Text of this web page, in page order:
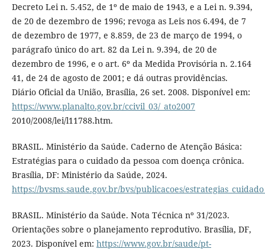
Decreto Lei n. 5.452, de 1º de maio de 1943, e a Lei n. 9.394,
de 20 de dezembro de 1996; revoga as Leis nos 6.494, de 7
de dezembro de 1977, e 8.859, de 23 de março de 1994, o
parágrafo único do art. 82 da Lei n. 9.394, de 20 de
dezembro de 1996, e o art. 6º da Medida Provisória n. 2.164
41, de 24 de agosto de 2001; e dá outras providências.
Diário Oficial da União, Brasília, 26 set. 2008. Disponível em:
https://www.planalto.gov.br/ccivil_03/_ato2007
2010/2008/lei/l11788.htm.
BRASIL. Ministério da Saúde. Caderno de Atenção Básica:
Estratégias para o cuidado da pessoa com doença crônica.
Brasília, DF: Ministério da Saúde, 2024.
https://bvsms.saude.gov.br/bvs/publicacoes/
BRASIL. Ministério da Saúde. Nota Técnica nº 31/2023.
Orientações sobre o planejamento reprodutivo. Brasília, DF,
2023. Disponível em: https://www.gov.br/saude/pt-